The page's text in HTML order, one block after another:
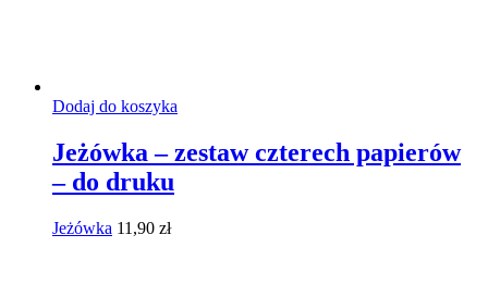
Dodaj do koszyka
Jeżówka – zestaw czterech papierów
– do druku
Jeżówka 11,90 zł